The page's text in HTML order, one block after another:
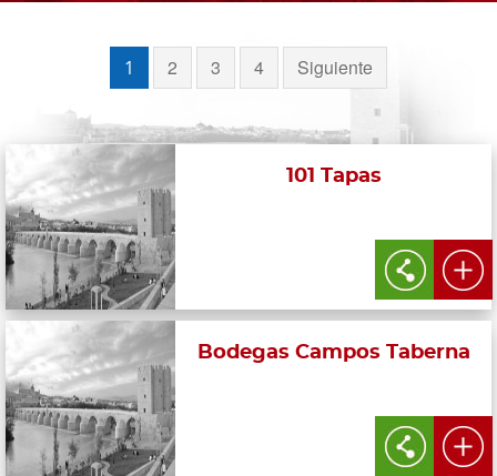
1 2 3 4 Siguiente
101 Tapas
Bodegas Campos Taberna